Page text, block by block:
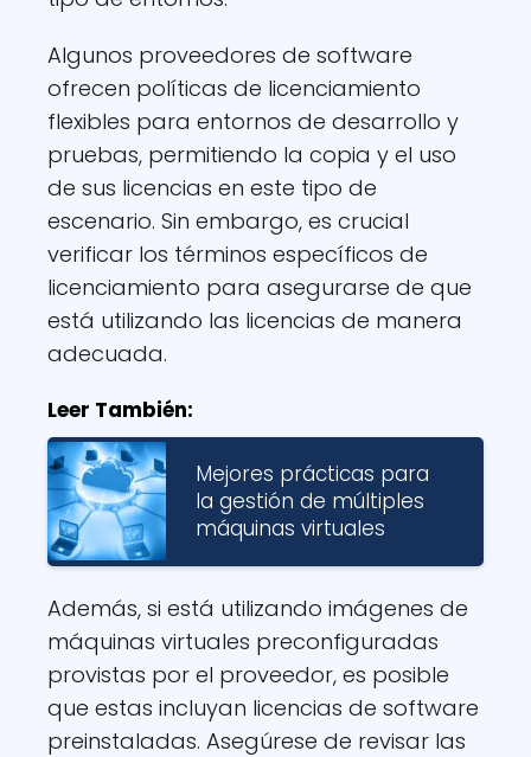
Algunos proveedores de software
ofrecen políticas de licenciamiento
flexibles para entornos de desarrollo y
pruebas, permitiendo la copia y el uso
de sus licencias en este tipo de
escenario. Sin embargo, es crucial
verificar los términos específicos de
licenciamiento para asegurarse de que
está utilizando las licencias de manera
adecuada.
Leer También:
Mejores prácticas para
la gestión de múltiples
máquinas virtuales
Además, si está utilizando imágenes de
máquinas virtuales preconfiguradas
provistas por el proveedor, es posible
que estas incluyan licencias de software
preinstaladas. Asegúrese de revisar las